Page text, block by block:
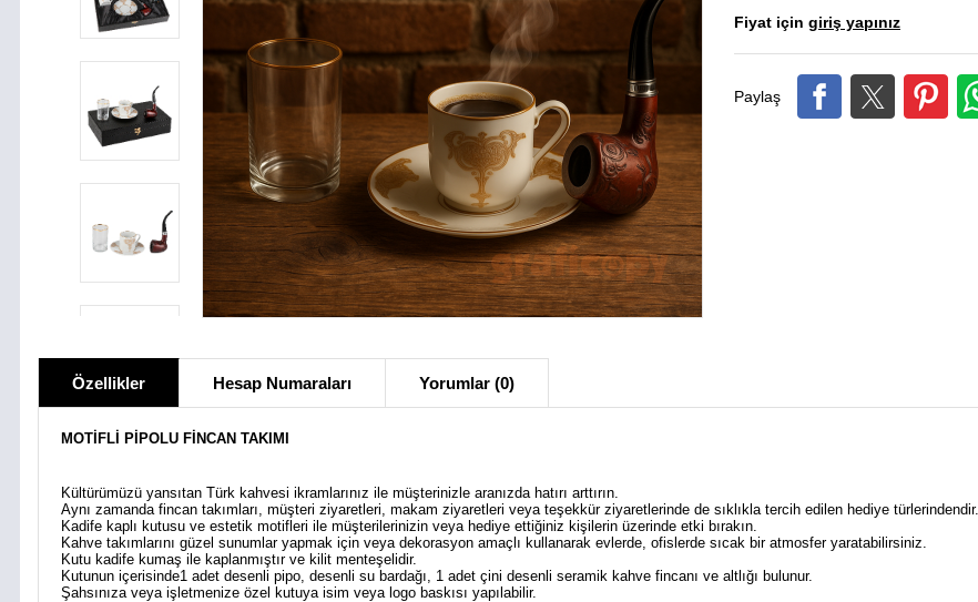
Fiyat için giriş yapınız
Paylaş
Özellikler Hesap Numaraları Yorumlar (0)
MOTİFLİ PİPOLU FİNCAN TAKIMI
Kültürümüzü yansıtan Türk kahvesi ikramlarınız ile müşterinizle aranızda hatırı arttırın.
Aynı zamanda fincan takımları, müşteri ziyaretleri, makam ziyaretleri veya teşekkür ziyaretlerinde de sıklıkla tercih edilen hediye türlerindendir.
Kadife kaplı kutusu ve estetik motifleri ile müşterilerinizin veya hediye ettiğiniz kişilerin üzerinde etki bırakın.
Kahve takımlarını güzel sunumlar yapmak için veya dekorasyon amaçlı kullanarak evlerde, ofislerde sıcak bir atmosfer yaratabilirsiniz.
Kutu kadife kumaş ile kaplanmıştır ve kilit menteşelidir.
Kutunun içerisinde1 adet desenli pipo, desenli su bardağı, 1 adet çini desenli seramik kahve fincanı ve altlığı bulunur.
Şahsınıza veya işletmenize özel kutuya isim veya logo baskısı yapılabilir.